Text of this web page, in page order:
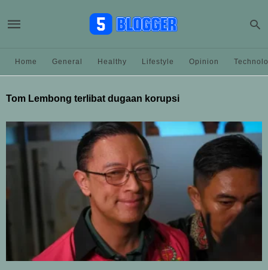
Home General Healthy Lifestyle Opinion
Tom Lembong terlibat dugaan korupsi